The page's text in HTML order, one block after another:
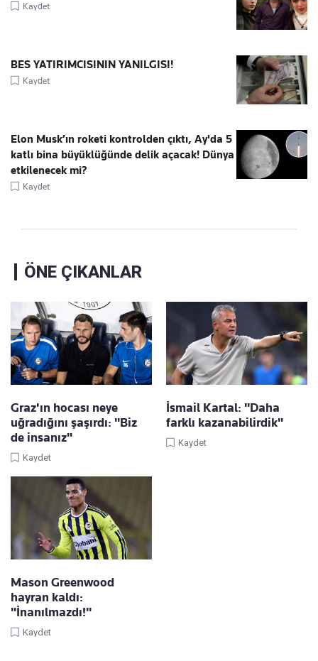
Kaydet
BES YATIRIMCISININ YANILGISI!
Kaydet
Elon Musk’ın roketi kontrolden çıktı, Ay'da 5
katlı bina büyüklüğünde delik açacak! Dünya
etkilenecek mi?
Kaydet
ÖNE ÇIKANLAR
Graz'ın hocası neye
uğradığını şaşırdı: "Biz
de insanız"
Kaydet
İsmail Kartal: "Daha
farklı kazanabilirdik"
Kaydet
Mason Greenwood
hayran kaldı:
"İnanılmazdı!"
Kaydet